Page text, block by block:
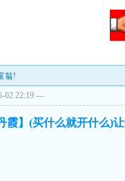
翁!
02 22:19 ---
霞】(买什么就开什么)